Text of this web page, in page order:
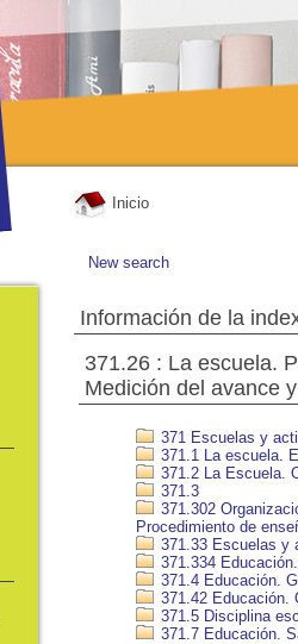
Inicio
New search
Información de la
371.26 : La escuela.
Medición del avance
371 Escuelas y
371.1 La escuela.
371.2 La Escuela.
371.3
371.302
Procedimiento de
371.33 Escuelas y
371.334
371.4 Educación.
371.42 Educación.
371.5 Disciplina
371.7 Educación.